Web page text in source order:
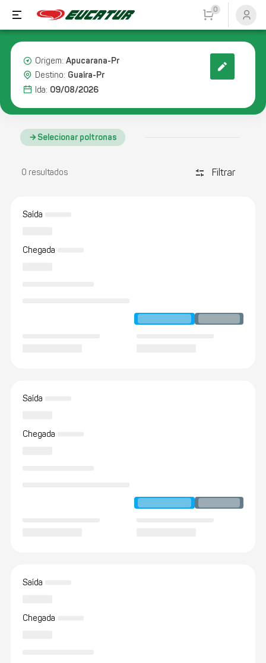
0
Origem: Apucarana-Pr
Destino: Guaíra-Pr
Ida: 09/08/2026
Selecionar poltronas
0 resultados discover_tune Filtrar
Saída
Chegada
Saída
Chegada
Saída
Chegada